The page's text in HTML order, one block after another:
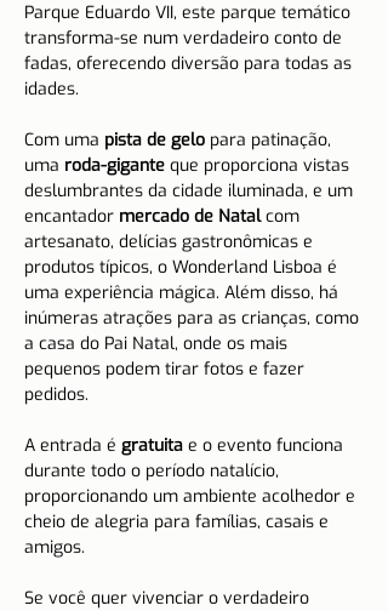
Parque Eduardo VII, este parque temático
transforma-se num verdadeiro conto de
fadas, oferecendo diversão para todas as
idades.
Com uma pista de gelo para patinação,
uma roda-gigante que proporciona vistas
deslumbrantes da cidade iluminada, e um
encantador mercado de Natal com
artesanato, delícias gastronômicas e
produtos típicos, o Wonderland Lisboa é
uma experiência mágica. Além disso, há
inúmeras atrações para as crianças, como
a casa do Pai Natal, onde os mais
pequenos podem tirar fotos e fazer
pedidos.
A entrada é gratuita e o evento funciona
durante todo o período natalício,
proporcionando um ambiente acolhedor e
cheio de alegria para famílias, casais e
amigos.
Se você quer vivenciar o verdadeiro